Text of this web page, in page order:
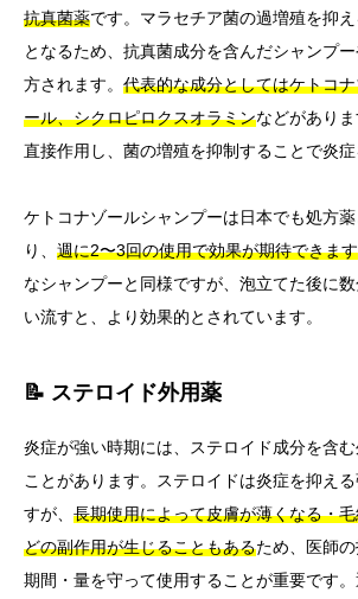
抗真菌薬です。マラセチア菌の過増殖を抑
となるため、抗真菌成分を含んだシャンプ
方されます。 代表的な成分としてはケトコ
ール、シクロピロクスオラミンなどがあり
直接作用し、菌の増殖を抑制することで炎症
ケトコナゾールシャンプーは日本でも処方
り、 週に2〜3回の使用で効果が期待できます
なシャンプーと同様ですが、泡立てた後に
い流すと、より効果的とされています。
📝 ステロイド外用薬
炎症が強い時期には、ステロイド成分を含
ことがあります。ステロイドは炎症を抑え
すが、 長期使用によって皮膚が薄くなる・
どの副作用が生じることもあるため、医師
期間・量を守って使用することが重要です